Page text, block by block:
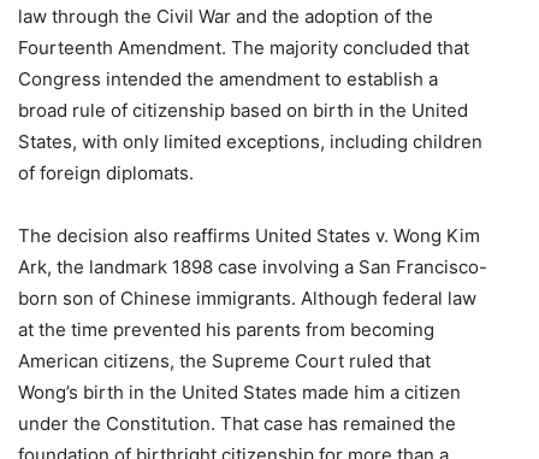
law through the Civil War and the adoption of the
Fourteenth Amendment. The majority concluded that
Congress intended the amendment to establish a
broad rule of citizenship based on birth in the United
States, with only limited exceptions, including children
of foreign diplomats.
The decision also reaffirms United States v. Wong Kim
Ark, the landmark 1898 case involving a San Francisco-
born son of Chinese immigrants. Although federal law
at the time prevented his parents from becoming
American citizens, the Supreme Court ruled that
Wong’s birth in the United States made him a citizen
under the Constitution. That case has remained the
foundation of birthright citizenship for more than a